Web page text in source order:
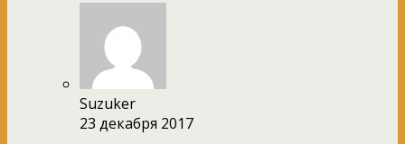
Suzuker
23 декабря 2017